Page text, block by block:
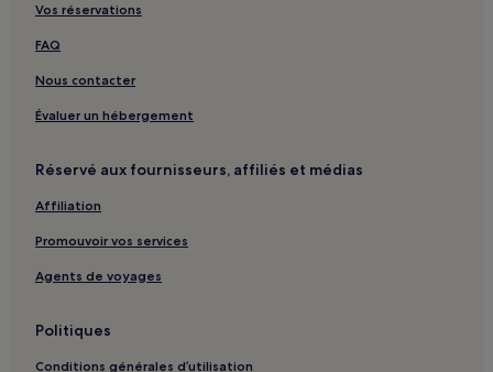
Vos réservations
FAQ
Nous contacter
Évaluer un hébergement
Réservé aux fournisseurs, affiliés et médias
Affiliation
Promouvoir vos services
Agents de voyages
Politiques
Conditions générales d’utilisation